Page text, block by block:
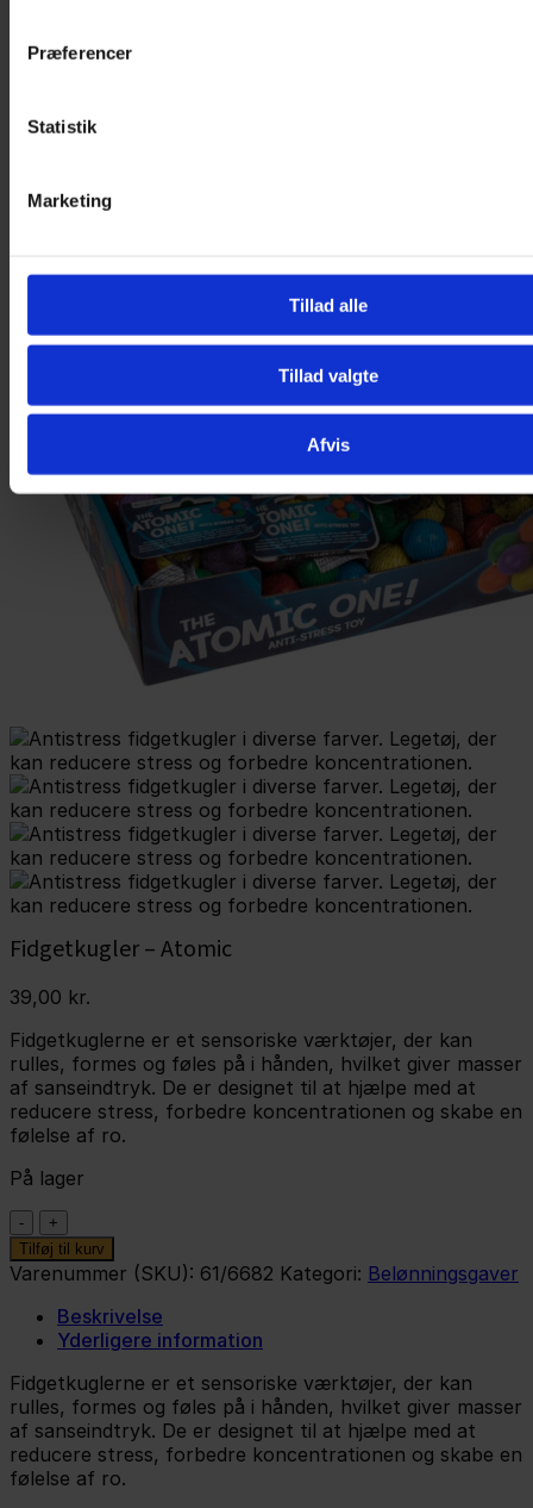
Præferencer
Statistik
Marketing
Tillad alle
Tillad valgte
Afvis
Fidgetkugler – Atomic
39,00 kr.
Fidgetkuglerne er et sensoriske værktøjer, der kan
rulles, formes og føles på i hånden, hvilket giver masser
af sanseindtryk. De er designet til at hjælpe med at
reducere stress, forbedre koncentrationen og skabe en
følelse af ro.
På lager
Fidgetkugler
-
Atomic
Tilføj til kurv
Varenummer (SKU): 61/6682 Kategori: Belønningsgaver
Beskrivelse
Yderligere information
Fidgetkuglerne er et sensoriske værktøjer, der kan
rulles, formes og føles på i hånden, hvilket giver masser
af sanseindtryk. De er designet til at hjælpe med at
reducere stress, forbedre koncentrationen og skabe en
følelse af ro.